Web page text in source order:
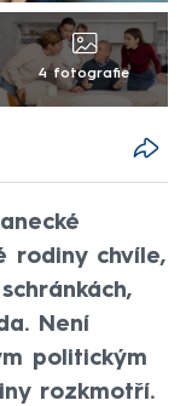
4 fotografie
rodiny chvíle,
Není
politickým
rozkmotří.